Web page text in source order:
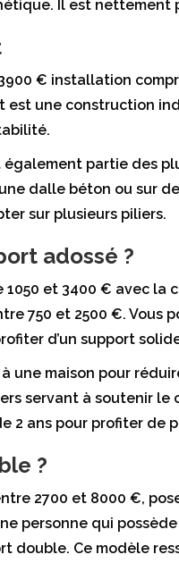
Il est nettement
€ installation
une construction
partie des
dalle béton ou sur
sur plusieurs piliers.
adossé ?
et 3400 € avec la
750 et 2500 €. Vous
d’un support
une maison pour
servant à soutenir le
2 ans pour profiter de
?
2700 et 8000 €,
personne qui
double. Ce modèle